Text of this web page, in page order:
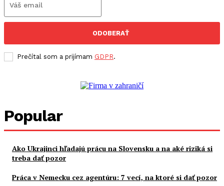
ODOBERAŤ
Prečítal som a prijímam GDPR.
Popular
Ako Ukrajinci hľadajú prácu na Slovensku a na aké riziká si
treba dať pozor
Práca v Nemecku cez agentúru: 7 vecí, na ktoré si dať pozor